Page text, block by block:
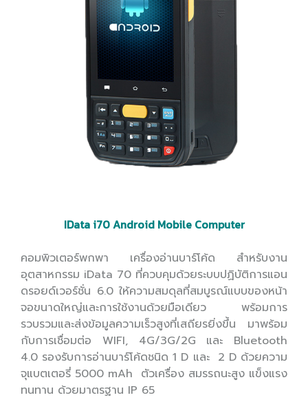
IData i70 Android Mobile Computer
คอมพิวเตอร์พกพา เครื่องอ่านบาร์โค้ด สำหรับงาน
อุตสาหกรรม iData 70 ที่ควบคุมด้วยระบบปฏิบัติการแอน
ดรอยด์เวอร์ชั่น 6.0 ให้ความสมดุลที่สมบูรณ์แบบของหน้า
จอขนาดใหญ่และการใช้งานด้วยมือเดียว พร้อมการ
รวบรวมและส่งข้อมูลความเร็วสูงที่เสถียรยิ่งขึ้น มาพร้อม
กับการเชื่อมต่อ WIFI, 4G/3G/2G และ Bluetooth
4.0 รองรับการอ่านบาร์โค้ดชนิด 1 D และ 2 D ด้วยความ
จุแบตเตอรี่ 5000 mAh ตัวเครื่อง สมรรถนะสูง แข็งแรง
ทนทาน ด้วยมาตรฐาน IP 65